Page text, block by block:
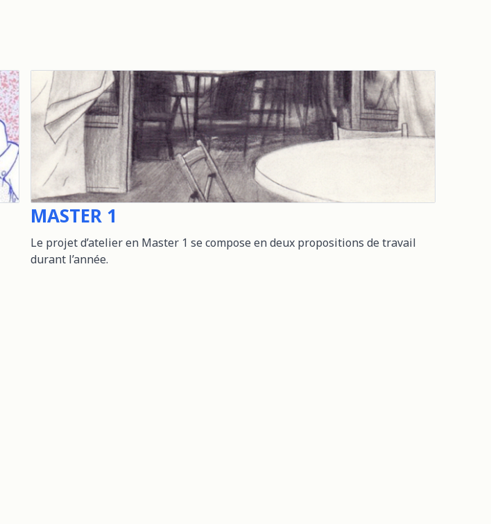
MASTER 1
Le projet d’atelier en Master 1 se compose en deux propositions de travail
durant l’année.